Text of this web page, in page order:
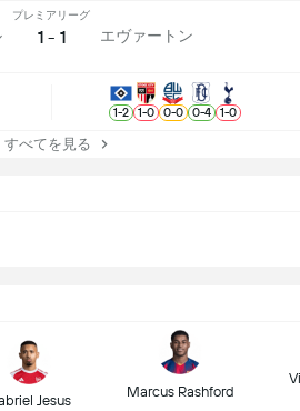
プレミアリーグ
1 - 1 エヴァートン
1-2 1-0 0-0 0-4 1-0
べてを見る
Jesus
Marcus Rashford